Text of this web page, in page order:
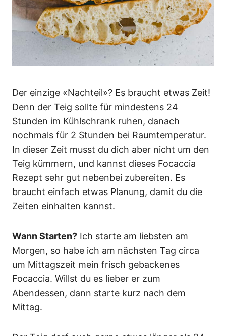
Der einzige «Nachteil»? Es braucht etwas Zeit!
Denn der Teig sollte für mindestens 24
Stunden im Kühlschrank ruhen, danach
nochmals für 2 Stunden bei Raumtemperatur.
In dieser Zeit musst du dich aber nicht um den
Teig kümmern, und kannst dieses Focaccia
Rezept sehr gut nebenbei zubereiten. Es
braucht einfach etwas Planung, damit du die
Zeiten einhalten kannst.
Wann Starten? Ich starte am liebsten am
Morgen, so habe ich am nächsten Tag circa
um Mittagszeit mein frisch gebackenes
Focaccia. Willst du es lieber er zum
Abendessen, dann starte kurz nach dem
Mittag.